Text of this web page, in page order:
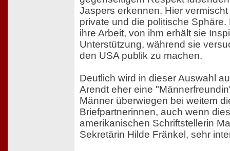
Jaspers erkennen. Hier
private und die politische Sphäre.
ihre Arbeit, von ihm erhält sie
Unterstützung, während sie
den USA publik zu machen.
Deutlich wird in dieser Auswahl
Arendt eher eine
Männer überwiegen bei weitem
Briefpartnerinnen, auch wenn
amerikanischen Schriftstellerin
Sekretärin Hilde Fränkel, sehr